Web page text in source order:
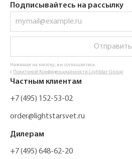
Подписывайтесь на рассылку
Отправить
Нажимая на кнопку, вы соглашаетесь
с Политикой Конфиденциальности Lightstar Group
Частным клиентам
+7 (495) 152-53-02
order@lightstarsvet.ru
Дилерам
+7 (495) 648-62-20